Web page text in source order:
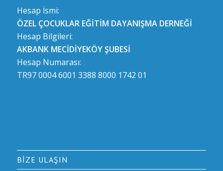
Hesap İsmi:
ÖZEL ÇOCUKLAR EĞİTİM DAYANIŞMA DERNEĞİ
Hesap Bilgileri:
AKBANK MECİDİYEKÖY ŞUBESİ
Hesap Numarası:
TR97 0004 6001 3388 8000 1742 01
BIZE ULAŞIN